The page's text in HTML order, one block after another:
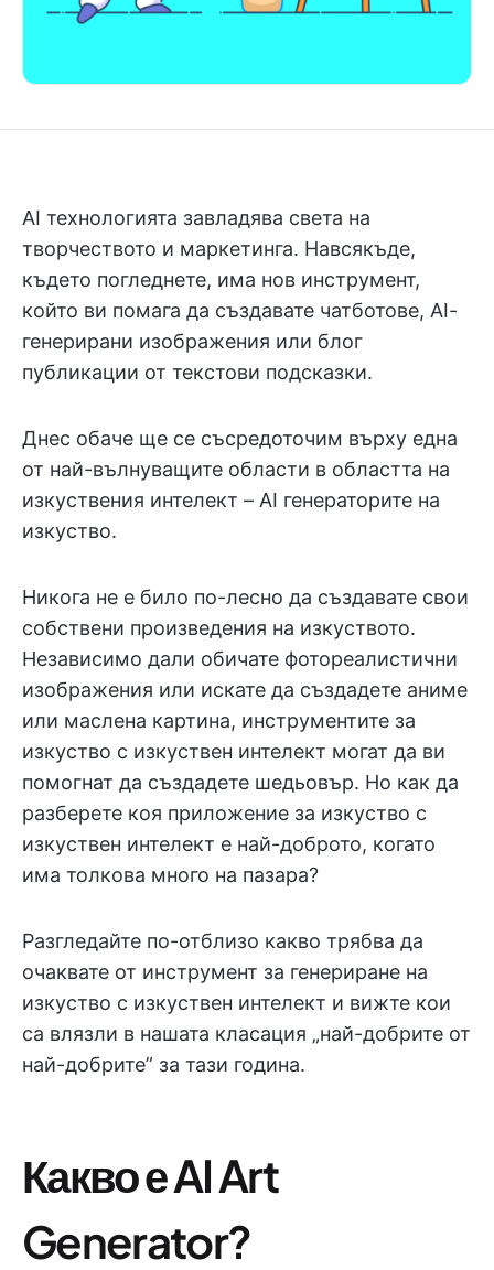
AI технологията завладява света на
творчеството и маркетинга. Навсякъде,
където погледнете, има нов инструмент,
който ви помага да създавате чатботове, AI-
генерирани изображения или блог
публикации от текстови подсказки.
Днес обаче ще се съсредоточим върху една
от най-вълнуващите области в областта на
изкуствения интелект – AI генераторите на
изкуство.
Никога не е било по-лесно да създавате свои
собствени произведения на изкуството.
Независимо дали обичате фотореалистични
изображения или искате да създадете аниме
или маслена картина, инструментите за
изкуство с изкуствен интелект могат да ви
помогнат да създадете шедьовър. Но как да
разберете коя приложение за изкуство с
изкуствен интелект е най-доброто, когато
има толкова много на пазара?
Разгледайте по-отблизо какво трябва да
очаквате от инструмент за генериране на
изкуство с изкуствен интелект и вижте кои
са влязли в нашата класация „най-добрите от
най-добрите” за тази година.
Какво е AI Art
Generator?